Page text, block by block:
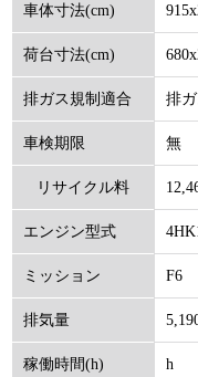
車体寸法(cm)
荷台寸法(cm)
排ガス規制適合 排
車検期限 無
リサイクル料
(円)
エンジン型式
ミッション F6
排気量
稼働時間(h) h